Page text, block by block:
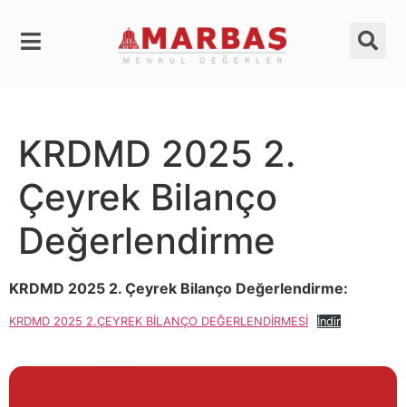
KRDMD 2025 2.
Çeyrek Bilanço
Değerlendirme
KRDMD 2025 2. Çeyrek Bilanço Değerlendirme:
KRDMD 2025 2.ÇEYREK BİLANÇO DEĞERLENDİRMESİ İndir